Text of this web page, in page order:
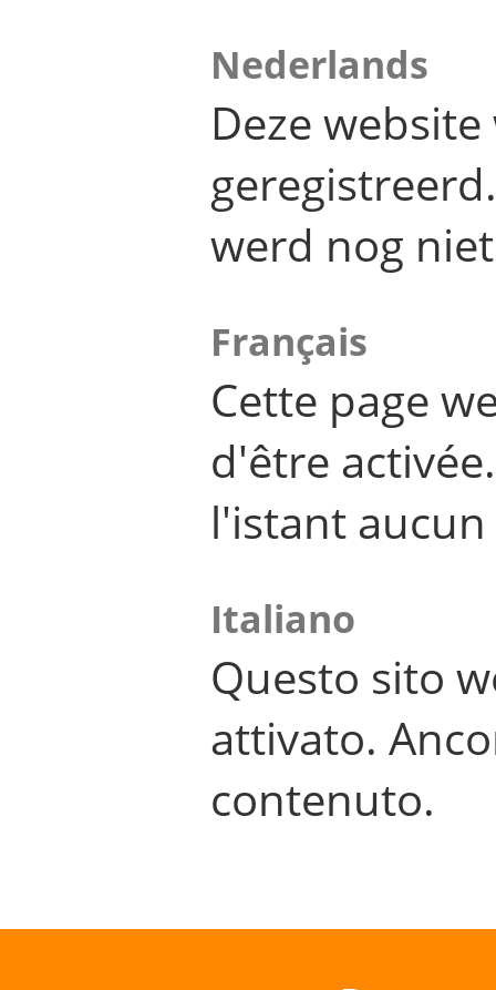
Nederlands
Deze
werd nog
Français
Cette page
d'être
l'istant
Italiano
Questo sito
attivato.
contenuto.